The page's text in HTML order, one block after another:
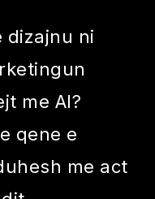
dizajnu ni
me AI?
qene e
me act